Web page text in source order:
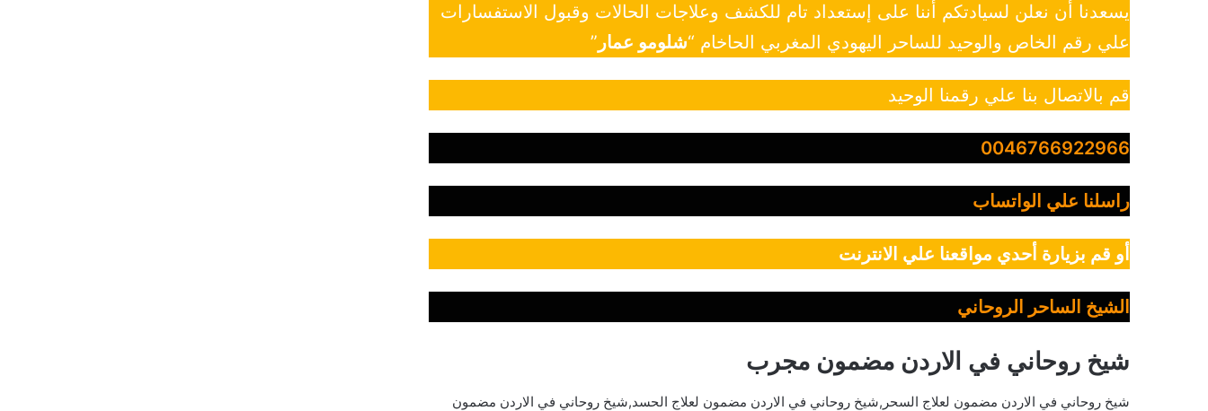
يسعدنا أن نعلن لسيادتكم أننا على إستعداد تام للكشف وعلاجات الحالات وقبول الاستفسارات
علي رقم الخاص والوحيد للساحر اليهودي المغربي الحاخام “شلومو عمار ”
قم بالاتصال بنا علي رقمنا الوحيد
0046766922966
راسلنا علي الواتساب
أو قم بزيارة أحدي مواقعنا علي الانترنت
الشيخ الساحر الروحاني
شيخ روحاني في الاردن مضمون مجرب
شيخ روحاني في الاردن مضمون لعلاج السحر,شيخ روحاني في الاردن مضمون لعلاج الحسد,شيخ روحاني في الاردن مضمون